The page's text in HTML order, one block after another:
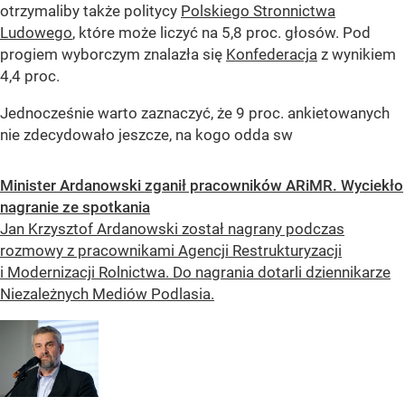
otrzymaliby także politycy Polskiego Stronnictwa
Ludowego, które może liczyć na 5,8 proc. głosów. Pod
progiem wyborczym znalazła się Konfederacja z wynikiem
4,4 proc.
Jednocześnie warto zaznaczyć, że 9 proc. ankietowanych
nie zdecydowało jeszcze, na kogo odda sw
Minister Ardanowski zganił pracowników ARiMR. Wyciekło
nagranie ze spotkania
Jan Krzysztof Ardanowski został nagrany podczas
rozmowy z pracownikami Agencji Restrukturyzacji
i Modernizacji Rolnictwa. Do nagrania dotarli dziennikarze
Niezależnych Mediów Podlasia.